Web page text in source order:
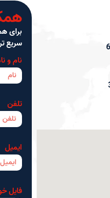
برای
سریع
نام و
تلفن
ایمیل
فایل